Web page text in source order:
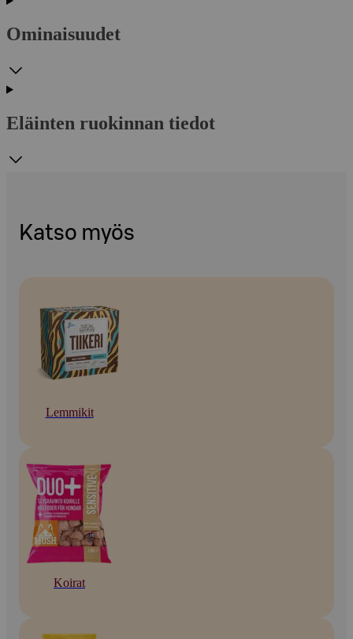
Ominaisuudet
Eläinten ruokinnan tiedot
Katso myös
Lemmikit
Koirat